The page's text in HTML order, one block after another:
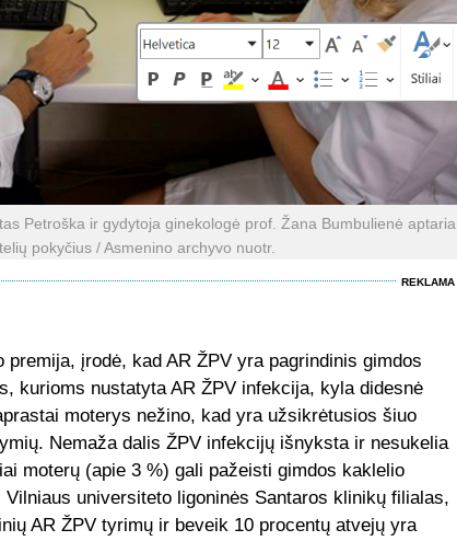
Petroška ir gydytoja ginekologė prof. Žana Bumbulienė aptaria
pokyčius / Asmenino archyvo nuotr.
REKLAMA
įrodė, kad AR ŽPV yra pagrindinis gimdos
kurioms nustatyta AR ŽPV infekcija, kyla didesnė
moterys nežino, kad yra užsikrėtusios šiuo
Nemaža dalis ŽPV infekcijų išnyksta ir nesukelia
moterų (apie 3 %) gali pažeisti gimdos kaklelio
universiteto ligoninės Santaros klinikų filialas,
AR ŽPV tyrimų ir beveik 10 procentų atvejų yra